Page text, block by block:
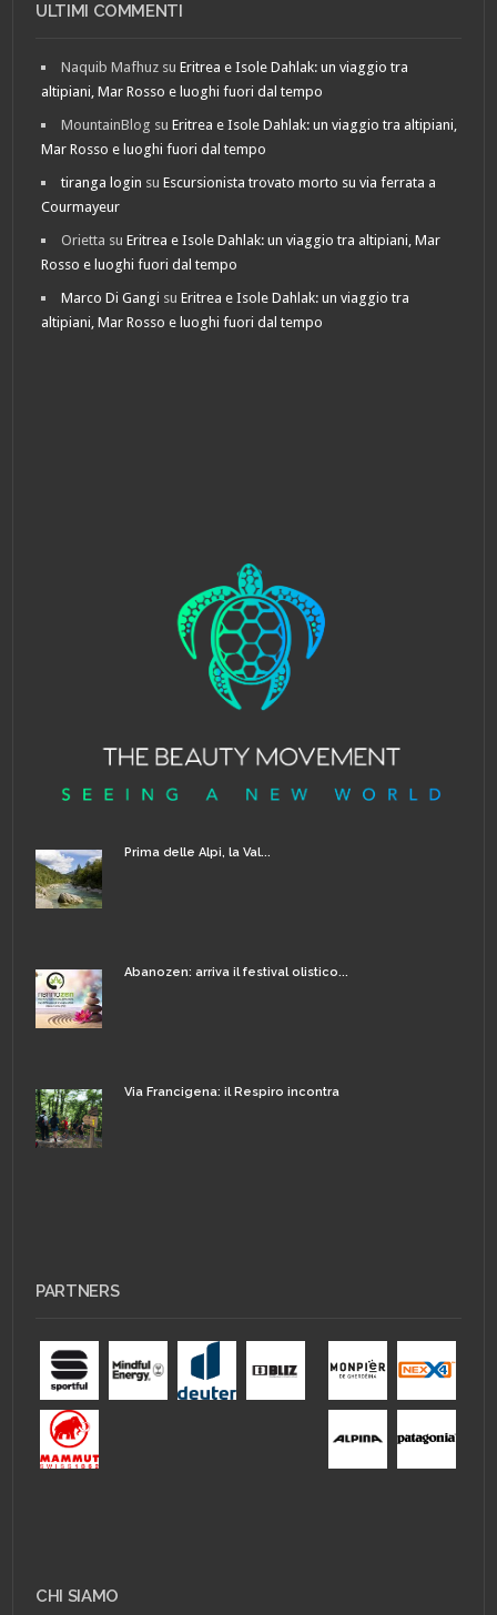
ULTIMI COMMENTI
Naquib Mafhuz suEritrea e Isole Dahlak: un viaggio tra
altipiani, Mar Rosso e luoghi fuori dal tempo
MountainBlog suEritrea e Isole Dahlak: un viaggio tra altipiani,
Mar Rosso e luoghi fuori dal tempo
tiranga login suEscursionista trovato morto su via ferrata a
Courmayeur
Orietta suEritrea e Isole Dahlak: un viaggio tra altipiani, Mar
Rosso e luoghi fuori dal tempo
Marco Di Gangi suEritrea e Isole Dahlak: un viaggio tra
altipiani, Mar Rosso e luoghi fuori dal tempo
Prima delle Alpi, la Val...
Abanozen: arriva il festival olistico...
Via Francigena: il Respiro incontra
PARTNERS
CHI SIAMO